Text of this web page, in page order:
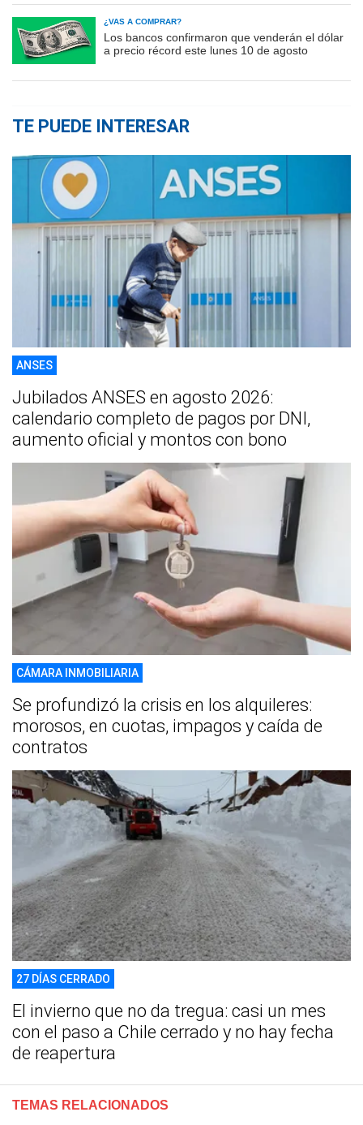
¿VAS A COMPRAR?
Los bancos confirmaron que venderán el dólar
a precio récord este lunes 10 de agosto
TE PUEDE INTERESAR
ANSES
Jubilados ANSES en agosto 2026:
calendario completo de pagos por DNI,
aumento oficial y montos con bono
CÁMARA INMOBILIARIA
Se profundizó la crisis en los alquileres:
morosos, en cuotas, impagos y caída de
contratos
27 DÍAS CERRADO
El invierno que no da tregua: casi un mes
con el paso a Chile cerrado y no hay fecha
de reapertura
TEMAS RELACIONADOS